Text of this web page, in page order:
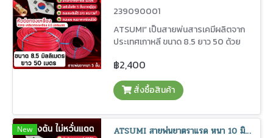
239090001
ATSUMI” เป็นสายพ่นสารเคมีผลิตจาก
ประเทศเกาหลี ขนาด 8.5 ยาว 50 ด้วย
ได้รับการคัดสรรมาอย่างดี ทำให้สินค้ามี
คุณภาพดีเยี่ยม ทนความดันสูง ทนต่อ
การกัดกร่อนของสารเคมี มีอายุการใช้
งานนาน เนื่องจากเสื่อมสภาพช้าแม้จะใช้
ในสภาพแวดล้อมและอากาศที่มีความ
แปรปรวนสูง
฿2,400
สั่งซื้อสินค้า
New
ATSUMI สายพ่นยาตราแรด หนา 10 มิลลิเมตร ยาว 100 เมตร จากประเทศเกาหลี